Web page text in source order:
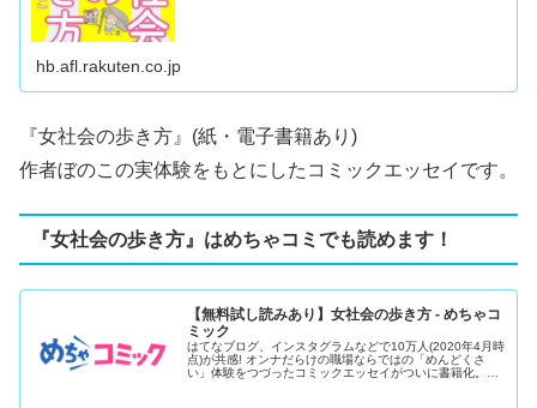
hb.afl.rakuten.co.jp
『女社会の歩き方 』(紙・電子書籍あり)
作者ぼのこの実体験をもとにしたコミックエッセイです。
『女社会の歩き方』はめちゃコミでも読めます！
【無料試し読みあり】女社会の歩き方 - めちゃコ
ミック
はてなブログ、インスタグラムなどで10万人(2020年4月時
点)が共感! オンナだらけの職場ならではの「めんどくさ
い」体験をつづったコミックエッセイがついに書籍化。子